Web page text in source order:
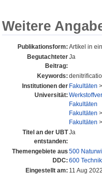
Weitere
Publikationsform: Artikel in
Begutachteter
Beitrag:
Ja
Keywords:
Institutionen der
Universität:
Fakultäten
Fakultäten
Fakultäten
Fakultäten
Titel an der UBT
entstanden:
Ja
Themengebiete aus
DDC:
500
600
Eingestellt am: 11 Aug